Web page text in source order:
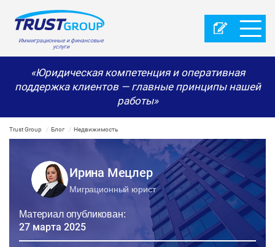
Иммиграционные и финансовые
услуги
«Юридическая компетенция и оперативная
поддержка клиентов — главные принципы нашей
работы»
Trust Group Блог Недвижимость
Ирина Мецлер
Миграционный юрист
Материал опубликован:
27 марта 2025